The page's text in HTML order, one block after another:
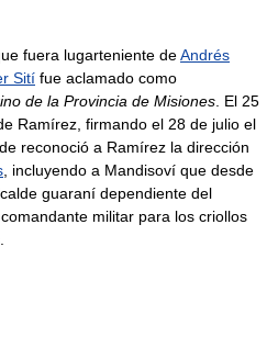
fuera lugarteniente deAndrés
Sití fue aclamado como
de la Provincia de Misiones. El 25
Ramírez, firmando el 28 de julio el
reconoció a Ramírez la dirección
, incluyendo a Mandisoví que desde
guaraní dependiente del
militar para los criollos